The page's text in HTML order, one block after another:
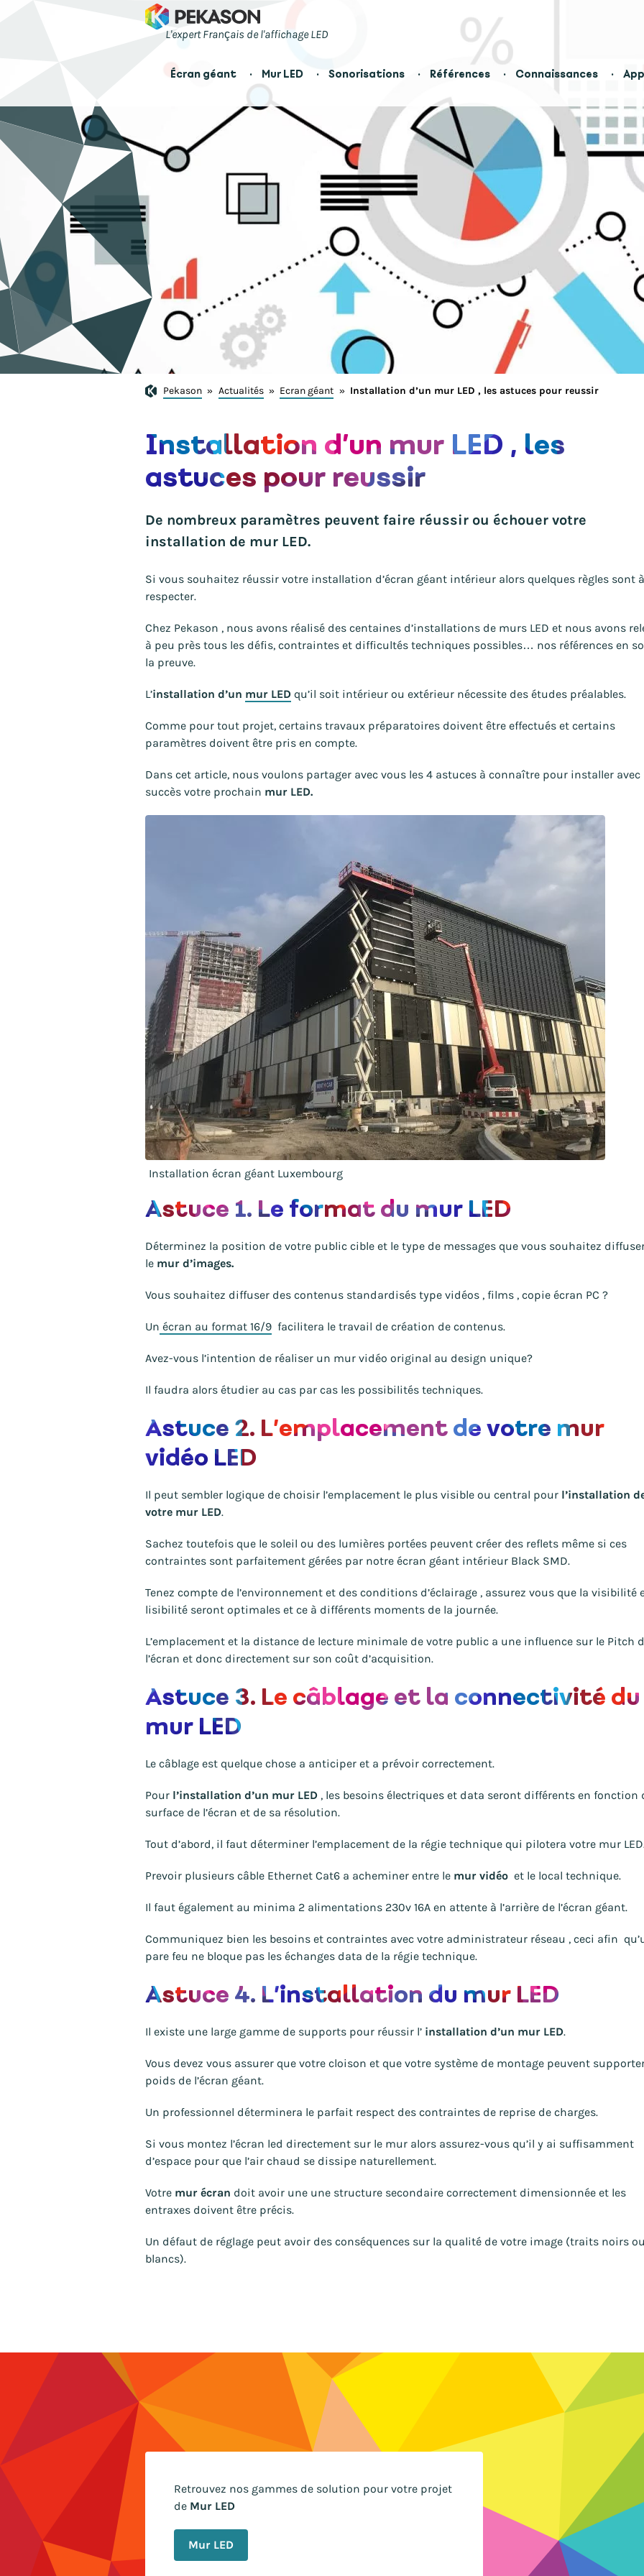
L'expert Français de l'affichage LED
Écran géant Mur LED Sonorisations Références Connaissances
Pekason » Actualités » Ecran géant » Installation d’un mur LED , les astuces pour reussir
Installation d’un mur LED , les
astuces pour reussir
De nombreux paramètres peuvent faire réussir ou échouer votre
installation de mur LED.
Si vous souhaitez réussir votre installation d’écran géant intérieur alors quelques règles sont à
respecter.
Chez Pekason , nous avons réalisé des centaines d’installations de murs LED et nous avons
à peu près tous les défis, contraintes et difficultés techniques possibles… nos références en
la preuve.
L’installation d’un mur LED qu’il soit intérieur ou extérieur nécessite des études préalables.
Comme pour tout projet, certains travaux préparatoires doivent être effectués et certains
paramètres doivent être pris en compte.
Dans cet article, nous voulons partager avec vous les 4 astuces à connaître pour installer avec
succès votre prochain mur LED.
Installation écran géant Luxembourg
Astuce 1. Le format du mur LED
Déterminez la position de votre public cible et le type de messages que vous souhaitez
le mur d’images.
Vous souhaitez diffuser des contenus standardisés type vidéos , films , copie écran PC ?
Un écran au format 16/9 facilitera le travail de création de contenus.
Avez-vous l’intention de réaliser un mur vidéo original au design unique?
Il faudra alors étudier au cas par cas les possibilités techniques.
Astuce 2. L’emplacement de votre mur
vidéo LED
Il peut sembler logique de choisir l’emplacement le plus visible ou central pour l’installation
votre mur LED.
Sachez toutefois que le soleil ou des lumières portées peuvent créer des reflets même si ces
contraintes sont parfaitement gérées par notre écran géant intérieur Black SMD.
Tenez compte de l’environnement et des conditions d’éclairage , assurez vous que la visibilité
lisibilité seront optimales et ce à différents moments de la journée.
L’emplacement et la distance de lecture minimale de votre public a une influence sur le Pitch
l’écran et donc directement sur son coût d’acquisition.
Astuce 3. Le câblage et la connectivité du
mur LED
Le câblage est quelque chose a anticiper et a prévoir correctement.
Pour l’installation d’un mur LED , les besoins électriques et data seront différents en fonction
surface de l’écran et de sa résolution.
Tout d’abord, il faut déterminer l’emplacement de la régie technique qui pilotera votre mur
Prevoir plusieurs câble Ethernet Cat6 a acheminer entre le mur vidéo et le local technique.
Il faut également au minima 2 alimentations 230v 16A en attente à l’arrière de l’écran géant.
Communiquez bien les besoins et contraintes avec votre administrateur réseau , ceci afin
pare feu ne bloque pas les échanges data de la régie technique.
Astuce 4. L’installation du mur LED
Il existe une large gamme de supports pour réussir l’ installation d’un mur LED.
Vous devez vous assurer que votre cloison et que votre système de montage peuvent
poids de l’écran géant.
Un professionnel déterminera le parfait respect des contraintes de reprise de charges.
Si vous montez l’écran led directement sur le mur alors assurez-vous qu’il y ai suffisamment
d’espace pour que l’air chaud se dissipe naturellement.
Votre mur écran doit avoir une une structure secondaire correctement dimensionnée et les
entraxes doivent être précis.
Un défaut de réglage peut avoir des conséquences sur la qualité de votre image (traits noirs
blancs).
Retrouvez nos gammes de solution pour votre projet
de Mur LED
Mur LED